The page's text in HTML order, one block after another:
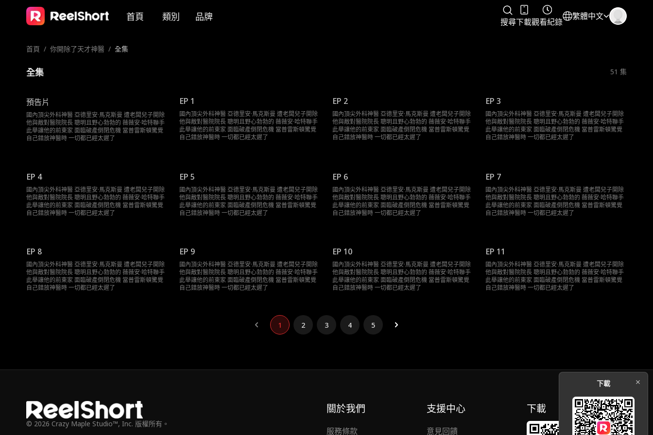
首頁 類別 品牌 搜尋下載觀看紀錄
繁體中文
首頁 / 你開除了天才神醫 / 全集
全集 51 集
預告片
國內頂尖外科神醫 亞德里安·馬克斯曼 遭老闆兒子開除
他與敵對醫院院長 聰明且野心勃勃的 薇薇安·哈特聯手
此舉讓他的前東家 面臨破產倒閉危機 當普雷斯頓驚覺
自己錯放神醫時 一切都已經太遲了
EP 1
國內頂尖外科神醫 亞德里安·馬克斯曼 遭老闆兒子開除
他與敵對醫院院長 聰明且野心勃勃的 薇薇安·哈特聯手
此舉讓他的前東家 面臨破產倒閉危機 當普雷斯頓驚覺
自己錯放神醫時 一切都已經太遲了
EP 2
國內頂尖外科神醫 亞德里安·馬克斯曼 遭老闆兒子開除
他與敵對醫院院長 聰明且野心勃勃的 薇薇安·哈特聯手
此舉讓他的前東家 面臨破產倒閉危機 當普雷斯頓驚覺
自己錯放神醫時 一切都已經太遲了
EP 3
國內頂尖外科神醫 亞德里安·馬克斯曼 遭老闆兒子開除
他與敵對醫院院長 聰明且野心勃勃的 薇薇安·哈特聯手
此舉讓他的前東家 面臨破產倒閉危機 當普雷斯頓驚覺
自己錯放神醫時 一切都已經太遲了
EP 4
國內頂尖外科神醫 亞德里安·馬克斯曼 遭老闆兒子開除
他與敵對醫院院長 聰明且野心勃勃的 薇薇安·哈特聯手
此舉讓他的前東家 面臨破產倒閉危機 當普雷斯頓驚覺
自己錯放神醫時 一切都已經太遲了
EP 5
國內頂尖外科神醫 亞德里安·馬克斯曼 遭老闆兒子開除
他與敵對醫院院長 聰明且野心勃勃的 薇薇安·哈特聯手
此舉讓他的前東家 面臨破產倒閉危機 當普雷斯頓驚覺
自己錯放神醫時 一切都已經太遲了
EP 6
國內頂尖外科神醫 亞德里安·馬克斯曼 遭老闆兒子開除
他與敵對醫院院長 聰明且野心勃勃的 薇薇安·哈特聯手
此舉讓他的前東家 面臨破產倒閉危機 當普雷斯頓驚覺
自己錯放神醫時 一切都已經太遲了
EP 7
國內頂尖外科神醫 亞德里安·馬克斯曼 遭老闆兒子開除
他與敵對醫院院長 聰明且野心勃勃的 薇薇安·哈特聯手
此舉讓他的前東家 面臨破產倒閉危機 當普雷斯頓驚覺
自己錯放神醫時 一切都已經太遲了
EP 8
國內頂尖外科神醫 亞德里安·馬克斯曼 遭老闆兒子開除
他與敵對醫院院長 聰明且野心勃勃的 薇薇安·哈特聯手
此舉讓他的前東家 面臨破產倒閉危機 當普雷斯頓驚覺
自己錯放神醫時 一切都已經太遲了
EP 9
國內頂尖外科神醫 亞德里安·馬克斯曼 遭老闆兒子開除
他與敵對醫院院長 聰明且野心勃勃的 薇薇安·哈特聯手
此舉讓他的前東家 面臨破產倒閉危機 當普雷斯頓驚覺
自己錯放神醫時 一切都已經太遲了
EP 10
國內頂尖外科神醫 亞德里安·馬克斯曼 遭老闆兒子開除
他與敵對醫院院長 聰明且野心勃勃的 薇薇安·哈特聯手
此舉讓他的前東家 面臨破產倒閉危機 當普雷斯頓驚覺
自己錯放神醫時 一切都已經太遲了
EP 11
國內頂尖外科神醫 亞德里安·馬克斯曼 遭老闆兒子開除
他與敵對醫院院長 聰明且野心勃勃的 薇薇安·哈特聯手
此舉讓他的前東家 面臨破產倒閉危機 當普雷斯頓驚覺
自己錯放神醫時 一切都已經太遲了
1 2 3 4 5
© 2026 Crazy Maple Studio™, Inc. 版權所有。
關於我們
服務條款
支援中心
意見回饋
下載
下載